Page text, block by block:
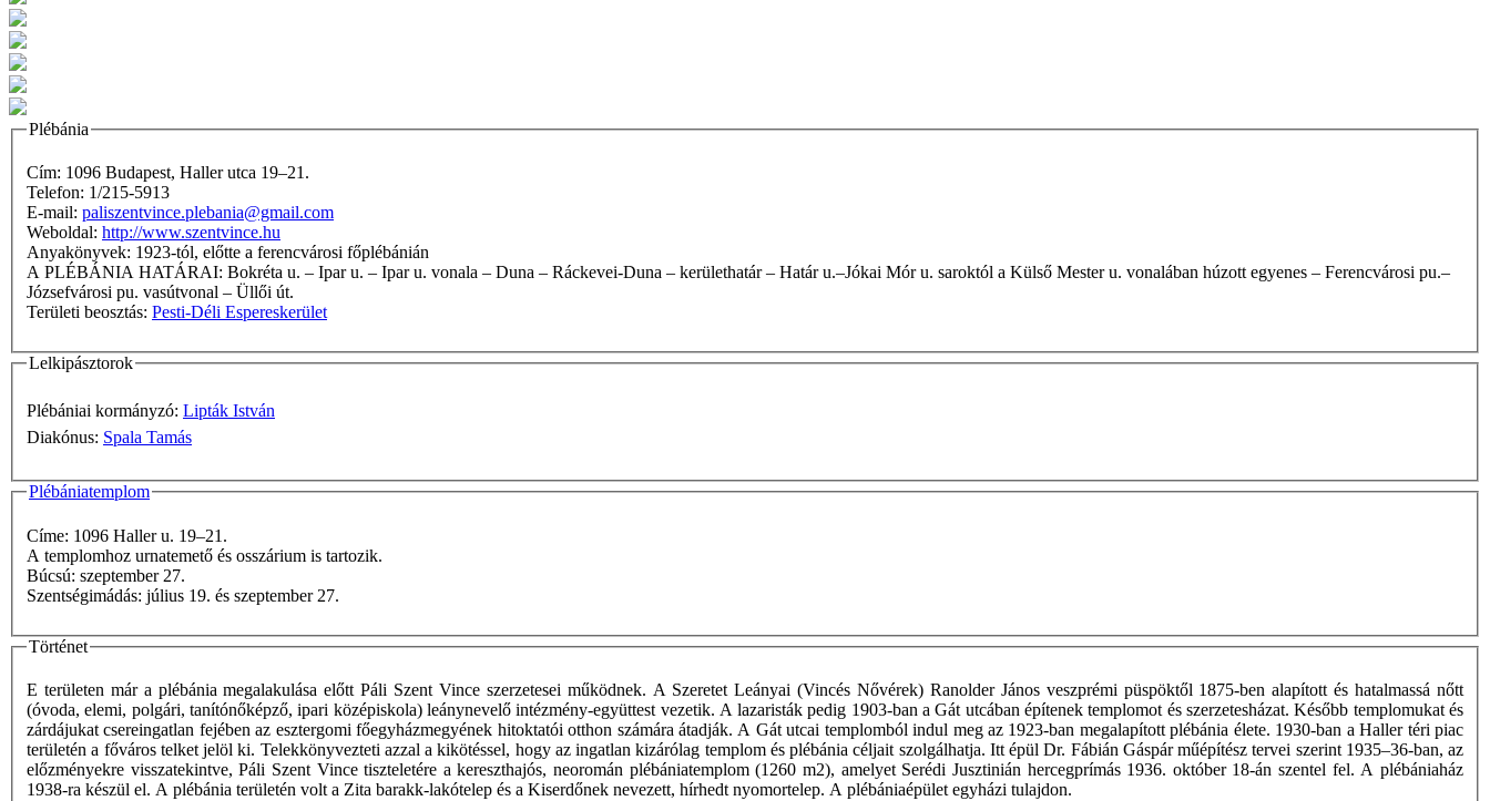
Plébánia
Cím: 1096 Budapest, Haller utca 19–21.
Telefon: 1/215-5913
E-mail: paliszentvince.plebania@gmail.com
Weboldal: http://www.szentvince.hu
Anyakönyvek: 1923-tól, előtte a ferencvárosi főplébánián
A PLÉBÁNIA HATÁRAI: Bokréta u. – Ipar u. – Ipar u. vonala – Duna – Ráckevei-Duna – kerülethatár – Határ u.–Jókai Mór u. saroktól a Külső Mester u. vonalában húzott egyenes – Ferencvárosi pu.–
Józsefvárosi pu. vasútvonal – Üllői út.
Területi beosztás: Pesti-Déli Espereskerület
Lelkipásztorok
Plébániai kormányzó: Lipták István
Diakónus: Spala Tamás
Plébániatemplom
Címe: 1096 Haller u. 19–21.
A templomhoz urnatemető és osszárium is tartozik.
Búcsú: szeptember 27.
Szentségimádás: július 19. és szeptember 27.
Történet
E területen már a plébánia megalakulása előtt Páli Szent Vince szerzetesei működnek. A Szeretet Leányai (Vincés Nővérek) Ranolder János veszprémi püspöktől 1875-ben alapított és hatalmassá nőtt
(óvoda, elemi, polgári, tanítónőképző, ipari középiskola) leánynevelő intézmény-együttest vezetik. A lazaristák pedig 1903-ban a Gát utcában építenek templomot és szerzetesházat. Később templomukat és
zárdájukat csereingatlan fejében az esztergomi főegyházmegyének hitoktatói otthon számára átadják. A Gát utcai templomból indul meg az 1923-ban megalapított plébánia élete. 1930-ban a Haller téri piac
területén a főváros telket jelöl ki. Telekkönyvezteti azzal a kikötéssel, hogy az ingatlan kizárólag templom és plébánia céljait szolgálhatja. Itt épül Dr. Fábián Gáspár műépítész tervei szerint 1935–36-ban, az
előzményekre visszatekintve, Páli Szent Vince tiszteletére a kereszthajós, neoromán plébániatemplom (1260 m2), amelyet Serédi Jusztinián hercegprímás 1936. október 18-án szentel fel. A plébániaház
1938-ra készül el. A plébánia területén volt a Zita barakk-lakótelep és a Kiserdőnek nevezett, hírhedt nyomortelep. A plébániaépület egyházi tulajdon.